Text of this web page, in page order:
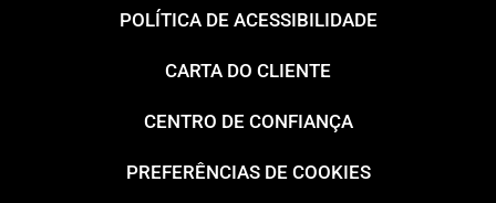
POLÍTICA DE ACESSIBILIDADE
CARTA DO CLIENTE
CENTRO DE CONFIANÇA
PREFERÊNCIAS DE COOKIES